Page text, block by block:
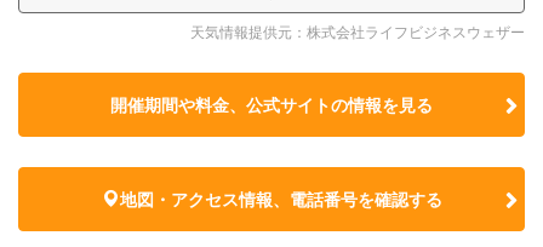
天気情報提供元：株式会社ライフビジネスウェザー
開催期間や料金、公式サイトの情報を見る
地図・アクセス情報、電話番号を確認する